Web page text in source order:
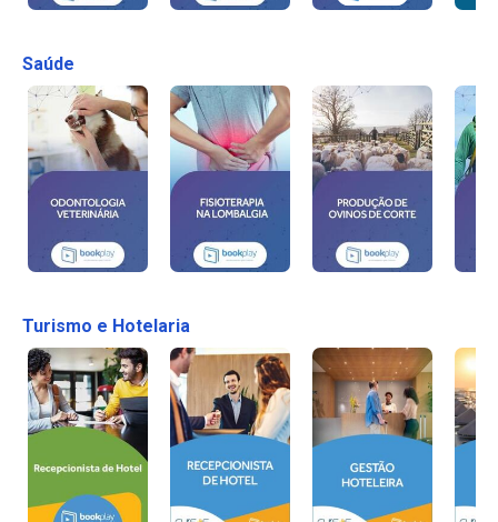
Saúde
Turismo e Hotelaria